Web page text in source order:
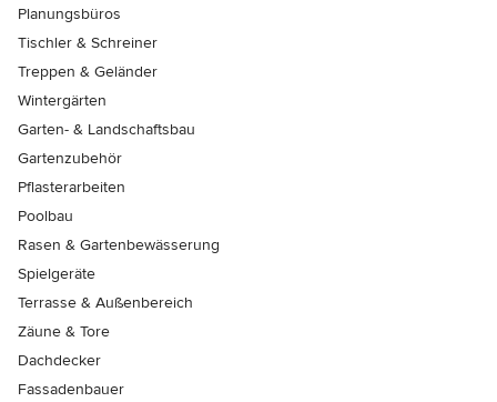
Planungsbüros
Tischler & Schreiner
Treppen & Geländer
Wintergärten
Garten- & Landschaftsbau
Gartenzubehör
Pflasterarbeiten
Poolbau
Rasen & Gartenbewässerung
Spielgeräte
Terrasse & Außenbereich
Zäune & Tore
Dachdecker
Fassadenbauer